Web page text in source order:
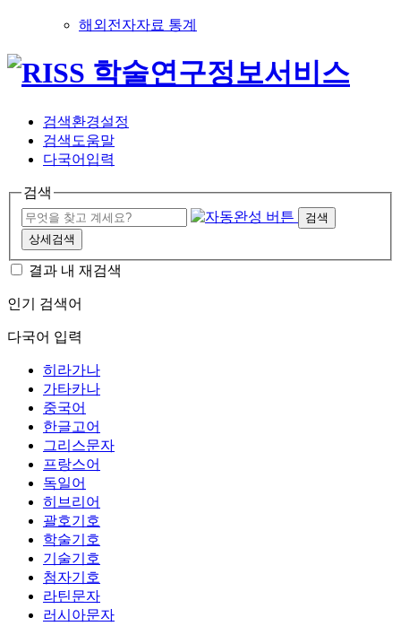
해외전자자료 통계
검색환경설정
검색도움말
다국어입력
검색
검색
상세검색
결과 내 재검색
인기 검색어
다국어 입력
히라가나
가타카나
중국어
한글고어
그리스문자
프랑스어
독일어
히브리어
괄호기호
학술기호
기술기호
첨자기호
라틴문자
러시아문자